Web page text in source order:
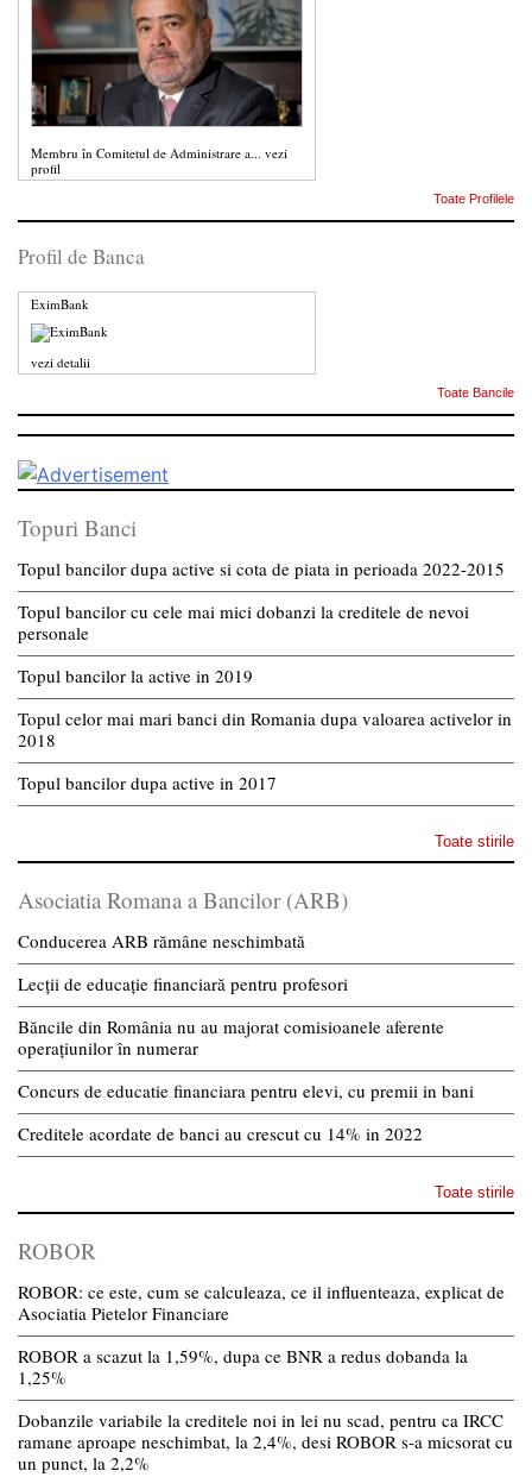
Membru în Comitetul de Administrare a... vezi
profil
Toate Profilele
Profil de Banca
EximBank
vezi detalii
Toate Bancile
Topuri Banci
Topul bancilor dupa active si cota de piata in perioada 2022-2015
Topul bancilor cu cele mai mici dobanzi la creditele de nevoi
personale
Topul bancilor la active in 2019
Topul celor mai mari banci din Romania dupa valoarea activelor in
2018
Topul bancilor dupa active in 2017
Toate stirile
Asociatia Romana a Bancilor (ARB)
Conducerea ARB rămâne neschimbată
Lecții de educație financiară pentru profesori
Băncile din România nu au majorat comisioanele aferente
operațiunilor în numerar
Concurs de educatie financiara pentru elevi, cu premii in bani
Creditele acordate de banci au crescut cu 14% in 2022
Toate stirile
ROBOR
ROBOR: ce este, cum se calculeaza, ce il influenteaza, explicat de
Asociatia Pietelor Financiare
ROBOR a scazut la 1,59%, dupa ce BNR a redus dobanda la
1,25%
Dobanzile variabile la creditele noi in lei nu scad, pentru ca IRCC
ramane aproape neschimbat, la 2,4%, desi ROBOR s-a micsorat cu
un punct, la 2,2%